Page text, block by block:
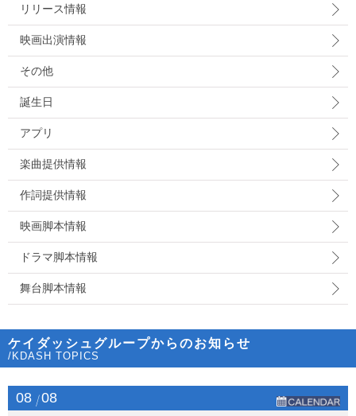
リリース情報
映画出演情報
その他
誕生日
アプリ
楽曲提供情報
作詞提供情報
映画脚本情報
ドラマ脚本情報
舞台脚本情報
ケイダッシュグループからのお知らせ
/KDASH TOPICS
08 08